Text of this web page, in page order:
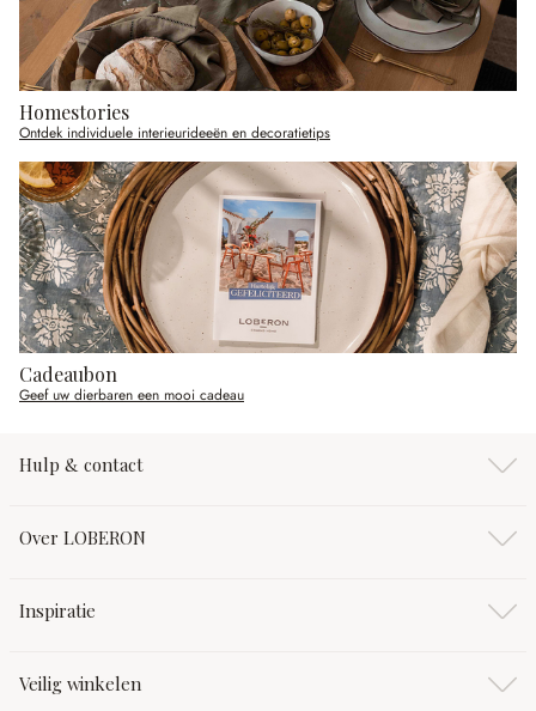
Homestories
Ontdek individuele interieurideeën en decoratietips
Cadeaubon
Geef uw dierbaren een mooi cadeau
Hulp & contact
Over LOBERON
Inspiratie
Veilig winkelen